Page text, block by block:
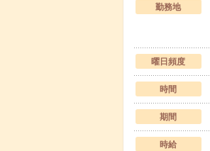
勤務地
曜日頻度
時間
期間
時給